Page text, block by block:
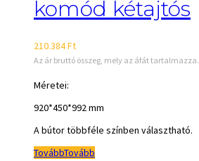
komód kétajtós
210.384Ft
Az ár bruttó összeg, mely az áfát tartalmazza.
Méretei:
920*450*992 mm
A bútor többféle színben választható.
TovábbTovább